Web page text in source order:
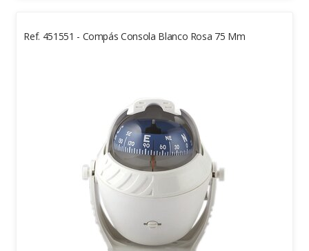
Ref. 451551 - Compás Consola Blanco Rosa 75 Mm